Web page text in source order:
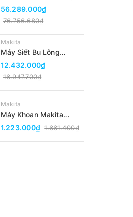
Makita 6924N
56.289.000₫
76.756.680₫
Makita
Máy Siết Bu Lông
Makita 6906
12.432.000₫
16.947.700₫
Makita
Máy Khoan Makita
DP2010(6.5MM)
1.223.000₫ 1.661.400₫